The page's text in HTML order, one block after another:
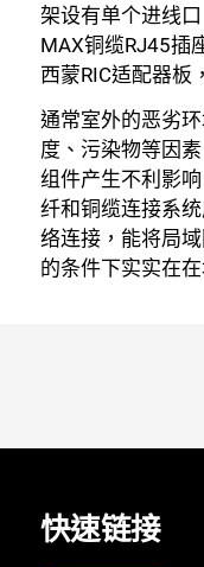
架设有单个进线
MAX铜缆RJ45插
西蒙RIC适配器板
通常室外的恶劣
度、污染物等因
组件产生不利影
纤和铜缆连接系
络连接，能将局
的条件下实实在
快速链接